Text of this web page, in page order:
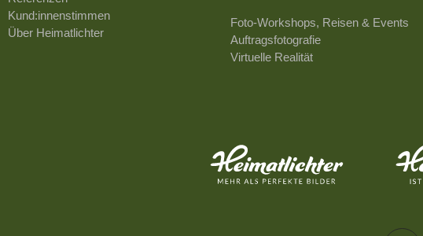
Kund:innenstimmen
Über Heimatlichter
Foto-Workshops, Reisen & Events
Auftragsfotografie
Virtuelle Realität